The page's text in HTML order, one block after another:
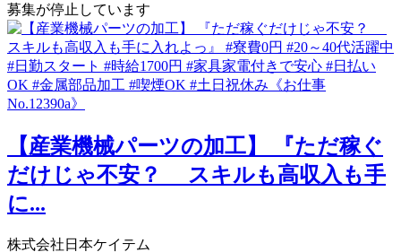
募集が停止しています
【産業機械パーツの加工】 『ただ稼ぐ
だけじゃ不安？ スキルも高収入も手
に...
株式会社日本ケイテム